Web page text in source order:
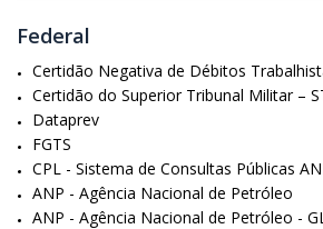
Federal
Certidão Negativa de Débitos
Certidão do Superior Tribunal Militar –
Dataprev
FGTS
CPL - Sistema de Consultas Públicas
ANP - Agência Nacional de Petróleo
ANP - Agência Nacional de Petróleo -